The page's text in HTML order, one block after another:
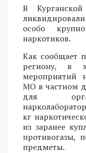
В
особо
наркотиков.
Как сообщает
региону, в
мероприятий
МО в частном
для
кг
из заранее
противогазы,
предметы.